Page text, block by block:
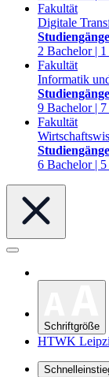
Fakultät
Digitale
Studiengänge
2 Bachelor |
Fakultät
Informatik
Studiengänge
9 Bachelor |
Fakultät
Studiengänge
6 Bachelor |
Schriftgröße
HTWK